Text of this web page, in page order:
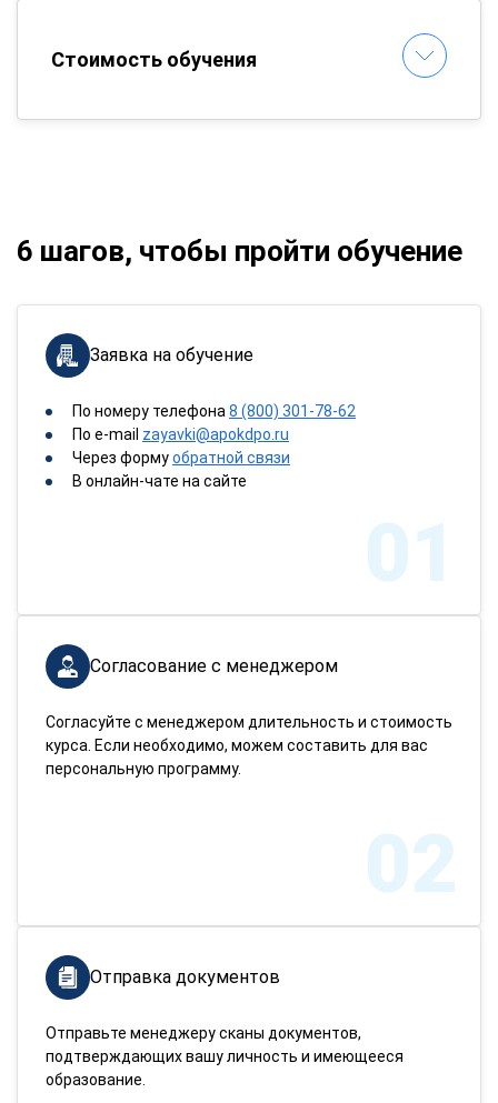
Стоимость обучения
6 шагов, чтобы пройти обучение
Заявка на обучение
По номеру телефона 8 (800) 301-78-62
По e-mail zayavki@apokdpo.ru
Через формуобратной связи
В онлайн-чате на сайте
01
Согласование с менеджером
Согласуйте с менеджером длительность и стоимость
курса. Если необходимо, можем составить для вас
персональную программу.
02
Отправка документов
Отправьте менеджеру сканы документов,
подтверждающих вашу личность и имеющееся
образование.